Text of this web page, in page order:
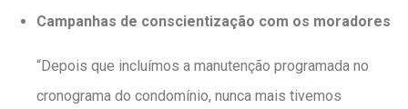
Campanhas de conscientização com os moradores
“Depois que incluímos a manutenção programada no
cronograma do condomínio, nunca mais tivemos